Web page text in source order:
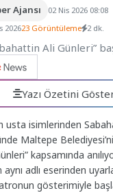
Ajansı
02 Nis 2026 08:08
202623 Görüntüleme 2 dk.
Yazı Özetini
usta isimlerinden
Maltepe
kapsamında
aynı adlı eserinden
gösterimiyle